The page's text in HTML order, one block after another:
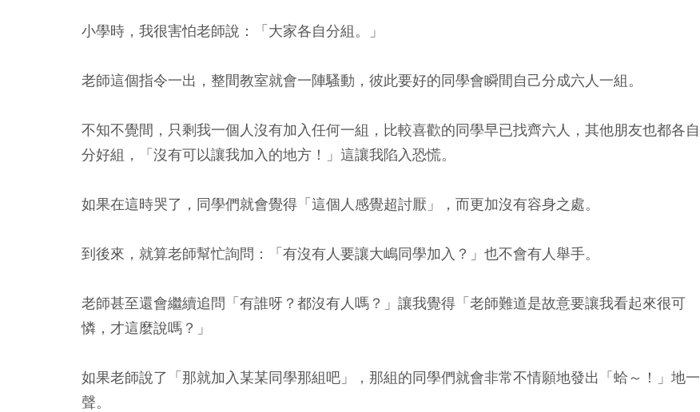
小學時，我很害怕老師說：「大家各自分組。」
老師這個指令一出，整間教室就會一陣騷動，彼此要好的同學會瞬間自己分成六人一組。
不知不覺間，只剩我一個人沒有加入任何一組，比較喜歡的同學早已找齊六人，其他朋友也都各自
分好組，「沒有可以讓我加入的地方！」這讓我陷入恐慌。
如果在這時哭了，同學們就會覺得「這個人感覺超討厭」，而更加沒有容身之處。
到後來，就算老師幫忙詢問：「有沒有人要讓大嶋同學加入？」也不會有人舉手。
老師甚至還會繼續追問「有誰呀？都沒有人嗎？」讓我覺得「老師難道是故意要讓我看起來很可
憐，才這麼說嗎？」
如果老師說了「那就加入某某同學那組吧」，那組的同學們就會非常不情願地發出「蛤～！」地一
聲。